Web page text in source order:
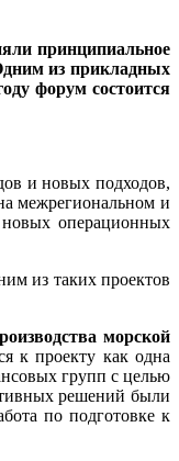
принципиальное
из прикладных
форум состоится
и новых подходов,
межрегиональном и
операционных
из таких проектов
морской
к проекту как одна
групп с целью
решений были
по подготовке к